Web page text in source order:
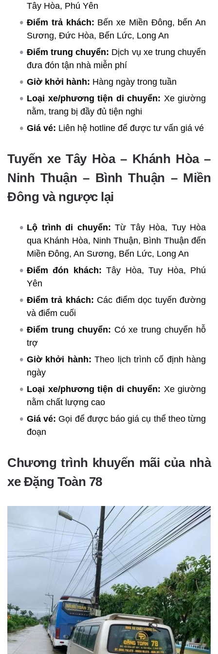
Tây Hòa, Phú Yên
Điểm trả khách: Bến xe Miền Đông, bến An
Sương, Đức Hòa, Bến Lức, Long An
Điểm trung chuyển: Dịch vụ xe trung chuyển
đưa đón tận nhà miễn phí
Giờ khởi hành: Hàng ngày trong tuần
Loại xe/phương tiện di chuyển: Xe giường
nằm, trang bị đầy đủ tiện nghi
Giá vé: Liên hệ hotline để được tư vấn giá vé
Tuyến xe Tây Hòa – Khánh Hòa –
Ninh Thuận – Bình Thuận – Miền
Đông và ngược lại
Lộ trình di chuyển: Từ Tây Hòa, Tuy Hòa
qua Khánh Hòa, Ninh Thuận, Bình Thuận đến
Miền Đông, An Sương, Bến Lức, Long An
Điểm đón khách: Tây Hòa, Tuy Hòa, Phú
Yên
Điểm trả khách: Các điểm dọc tuyến đường
và điểm cuối
Điểm trung chuyển: Có xe trung chuyển hỗ
trợ
Giờ khởi hành: Theo lịch trình cố định hàng
ngày
Loại xe/phương tiện di chuyển: Xe giường
nằm chất lượng cao
Giá vé: Gọi để được báo giá cụ thể theo từng
đoạn
Chương trình khuyến mãi của nhà
xe Đặng Toàn 78